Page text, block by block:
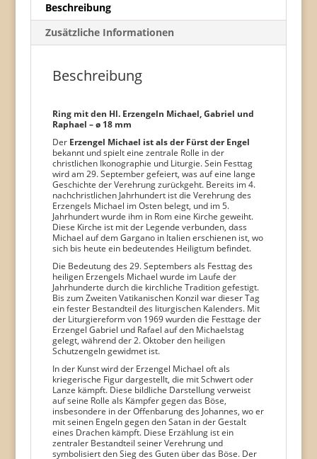
Beschreibung
Zusätzliche Informationen
Beschreibung
Ring mit den Hl. Erzengeln Michael, Gabriel und
Raphael – ø 18 mm
DerErzengel Michael ist als der Fürst der Engel
bekannt und spielt eine zentrale Rolle in der
christlichen Ikonographie und Liturgie. Sein Festtag
wird am 29. September gefeiert, was auf eine lange
Geschichte der Verehrung zurückgeht. Bereits im 4.
nachchristlichen Jahrhundert ist die Verehrung des
Erzengels Michael im Osten belegt, und im 5.
Jahrhundert wurde ihm in Rom eine Kirche geweiht.
Diese Kirche ist mit der Legende verbunden, dass
Michael auf dem Gargano in Italien erschienen ist, wo
sich bis heute ein bedeutendes Heiligtum befindet.
Die Bedeutung des 29. Septembers als Festtag des
heiligen Erzengels Michael wurde im Laufe der
Jahrhunderte durch die kirchliche Tradition gefestigt.
Bis zum Zweiten Vatikanischen Konzil war dieser Tag
ein fester Bestandteil des liturgischen Kalenders. Mit
der Liturgiereform von 1969 wurden die Festtage der
Erzengel Gabriel und Rafael auf den Michaelstag
gelegt, während der 2. Oktober den heiligen
Schutzengeln gewidmet ist.
In der Kunst wird der Erzengel Michael oft als
kriegerische Figur dargestellt, die mit Schwert oder
Lanze kämpft. Diese bildliche Darstellung verweist
auf seine Rolle als Kämpfer gegen das Böse,
insbesondere in der Offenbarung des Johannes, wo er
mit seinen Engeln gegen den Satan in der Gestalt
eines Drachen kämpft. Diese Erzählung ist ein
zentraler Bestandteil seiner Verehrung und
symbolisiert den Sieg des Guten über das Böse. Der